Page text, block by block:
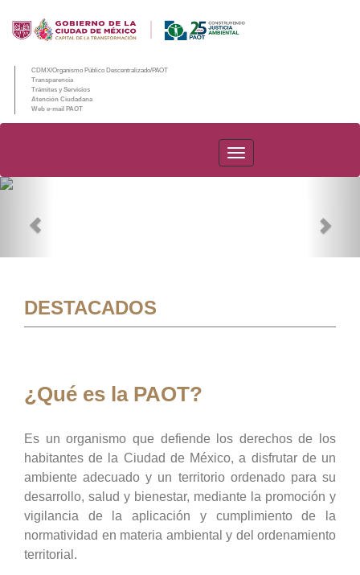
CDMX/Organismo Público Descentralizado/PAOT
Transparencia
Trámites y Servicios
Atención Ciudadana
Web e-mail PAOT
PAOT
DESTACADOS
¿Qué es la PAOT?
Es un organismo que defiende los derechos de los
habitantes de la Ciudad de México, a disfrutar de un
ambiente adecuado y un territorio ordenado para su
desarrollo, salud y bienestar, mediante la promoción y
vigilancia de la aplicación y cumplimiento de la
normatividad en materia ambiental y del ordenamiento
territorial.